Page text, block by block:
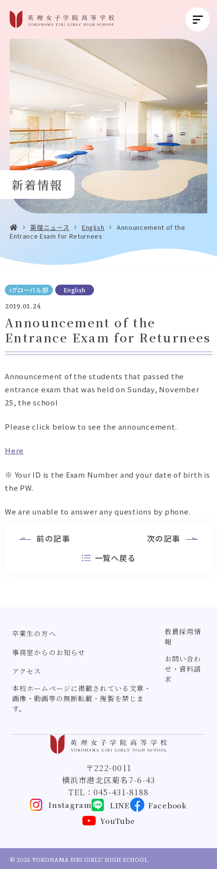
英理女子学院について
英理女子学院の教育
コース紹介
学校生活
進路・進学
受験生の方へ
Instagram Facebook YouTube LINE
新着情報
英理ニュース English
Announcement of the
Entrance Exam for Returnees
English
iグローバル部
2019.01.24
Announcement of the
Entrance Exam for Returnees
Announcement of the students that passed the
entrance exam that was held on Sunday, November
25, the school
Please click below to see the announcement.
Here
※ Your ID is the Exam Number and your date of birth is
the PW.
We are unable to answer any questions by phone.
前の記事
一覧へ戻る
次の記事
〒222-0011
横浜市港北区菊名7-6-43
TEL： 045-431-8188
卒業生の方へ
事務室からのお知らせ
アクセス
本校ホームページに掲載されている文章・
画像・動画等の無断転載・複製を禁じま
す。
教員採用情
報
お問い合わ
せ・資料請
求
Instagram LINE
Facebook
YouTube
© 2026 YOKOHAMA EIRI GIRLS’ HIGH SCHOOL